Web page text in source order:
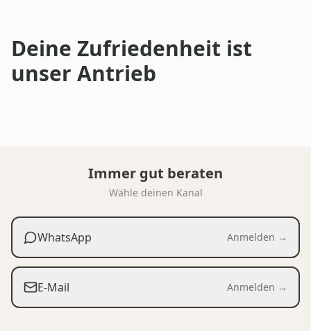
Deine Zufriedenheit ist
unser Antrieb
Immer gut beraten
Wähle deinen Kanal
WhatsApp Anmelden →
E-Mail Anmelden →